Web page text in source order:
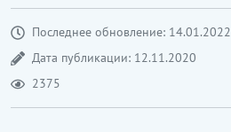
Последнее обновление: 14.01.2022
Дата публикации: 12.11.2020
2375